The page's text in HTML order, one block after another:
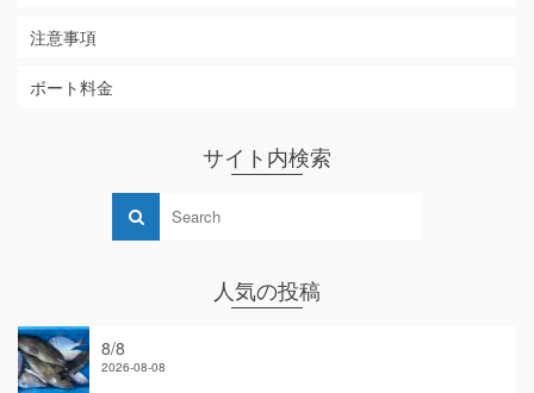
注意事項
ボート料金
サイト内検索
人気の投稿
8/8
2026-08-08